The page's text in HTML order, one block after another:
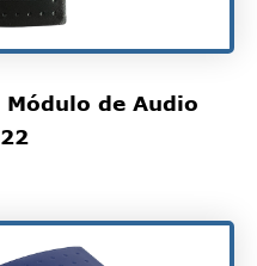
Módulo de Audio